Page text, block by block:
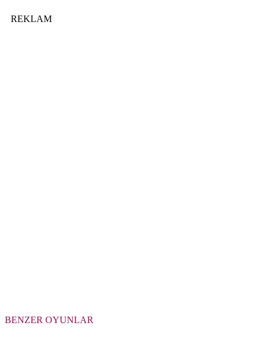
REKLAM
BENZER OYUNLAR